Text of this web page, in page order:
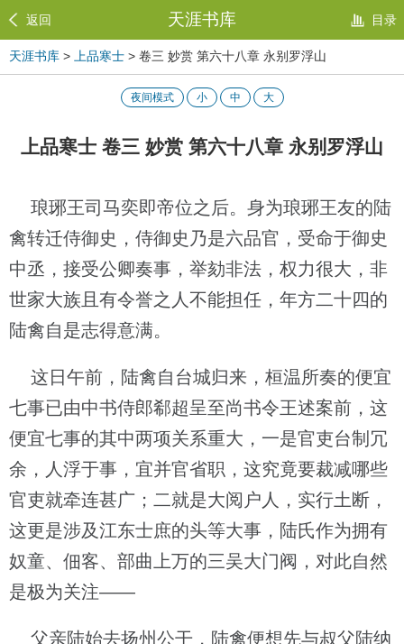
返回 天涯书库 目录
天涯书库 > 上品寒士 > 卷三 妙赏 第六十八章 永别罗浮山
夜间模式 小 中 大
上品寒士 卷三 妙赏 第六十八章 永别罗浮山
琅琊王司马奕即帝位之后。身为琅琊王友的陆
禽转迁侍御史，侍御史乃是六品官，受命于御史
中丞，接受公卿奏事，举劾非法，权力很大，非
世家大族且有令誉之人不能担任，年方二十四的
陆禽自是志得意满。
这日午前，陆禽自台城归来，桓温所奏的便宜
七事已由中书侍郎郗超呈至尚书令王述案前，这
便宜七事的其中两项关系重大，一是官吏台制冗
余，人浮于事，宜并官省职，这究竟要裁减哪些
官吏就牵连甚广；二就是大阅户人，实行土断，
这更是涉及江东士庶的头等大事，陆氏作为拥有
奴童、佃客、部曲上万的三吴大门阀，对此自然
是极为关注——
父亲陆始去扬州公干，陆禽便想先与叔父陆纳